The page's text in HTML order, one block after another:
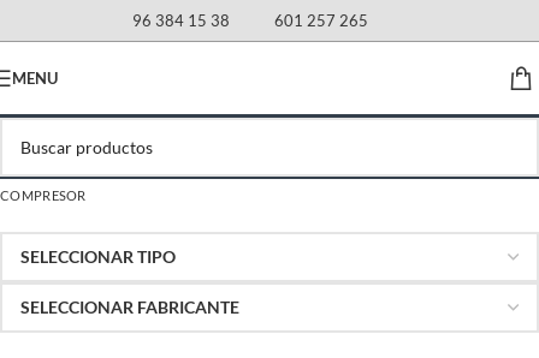
96 384 15 38 601 257 265
MENU
COMPRESOR